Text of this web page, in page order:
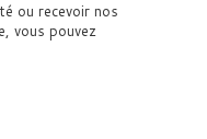
ou recevoir nos
vous pouvez